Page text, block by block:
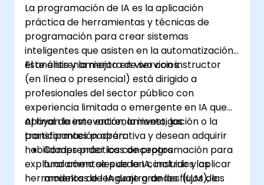
La programación de IA es la aplicación
práctica de herramientas y técnicas de
programación para crear sistemas
inteligentes que asisten en la automatización,
el análisis y la mejora de servicios.
Este entrenamiento en vivo con instructor
(en línea o presencial) está dirigido a
profesionales del sector público con
experiencia limitada o emergente en IA que
apoyan la innovación, la investigación o la
transformación operativa y desean adquirir
habilidades prácticas de programación para
explorar cómo se pueden construir y aplicar
herramientas de IA dentro de los flujos de
Al final de este entrenamiento, los
participantes podrán:
Comprender los conceptos
fundamentales de la IA, incluidos los
modelos de lenguaje grandes (LLM), las